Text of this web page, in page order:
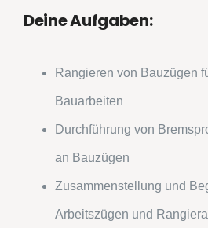
Deine Aufgaben:
Rangieren von Bauzügen
Bauarbeiten
Durchführung von
an Bauzügen
Zusammenstellung und
Arbeitszügen und